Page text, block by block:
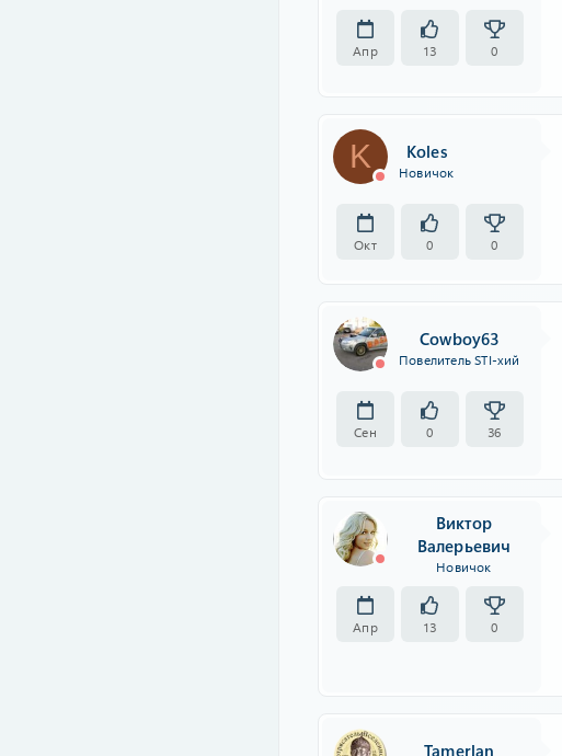
Апр 13 0
K Koles
Новичок
Окт 0 0
Cowboy63
Повелитель STI-хий
Сен 0 36
Виктор
Валерьевич
Новичок
Апр 13 0
Tamerlan